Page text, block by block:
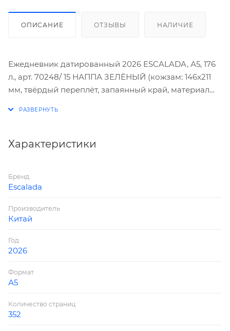
ОПИСАНИЕ ОТЗЫВЫ НАЛИЧИЕ
Ежедневник датированный 2026 ESCALADA, А5, 176
л., арт. 70248/ 15 НАППА ЗЕЛЁНЫЙ (кожзам: 146x211
мм, твёрдый переплёт, запаянный край, материал
м², печать в две краски (линия), справочный
пантоном; особенности: вырубка блока по месяцам;
персонализация возможна: да; индивидуальная
упаковка: ПЭТ-пакет)
Характеристики
Бренд
Escalada
Производитель
Китай
Год
2026
Формат
А5
Количество страниц
352